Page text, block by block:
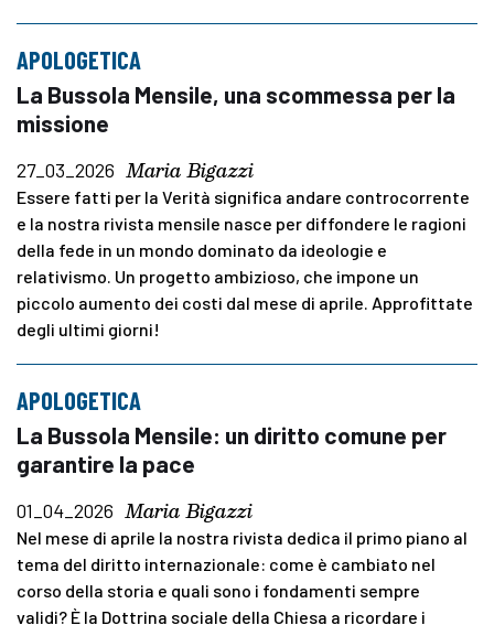
APOLOGETICA
La Bussola Mensile, una scommessa per la
missione
27_03_2026 Maria Bigazzi
Essere fatti per la Verità significa andare controcorrente
e la nostra rivista mensile nasce per diffondere le ragioni
della fede in un mondo dominato da ideologie e
relativismo. Un progetto ambizioso, che impone un
piccolo aumento dei costi dal mese di aprile. Approfittate
degli ultimi giorni!
APOLOGETICA
La Bussola Mensile: un diritto comune per
garantire la pace
01_04_2026 Maria Bigazzi
Nel mese di aprile la nostra rivista dedica il primo piano al
tema del diritto internazionale: come è cambiato nel
corso della storia e quali sono i fondamenti sempre
validi? È la Dottrina sociale della Chiesa a ricordare i